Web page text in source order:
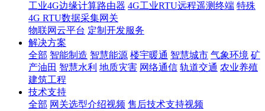
工业4G边缘计算路由器 4G工业RTU远程遥测终端 特殊
4G RTU数据采集网关
物联网云平台 定制开发服务
解决方案
全部 智能制造 智慧能源 楼宇暖通 智慧城市 气象环境 矿
产油田 智慧水利 地质灾害 网络通信 轨道交通 农业养殖
建筑工程
技术支持
全部 网关选型介绍视频 售后技术支持视频